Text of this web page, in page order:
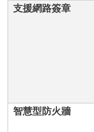
支援網路簽章
智慧型防火牆